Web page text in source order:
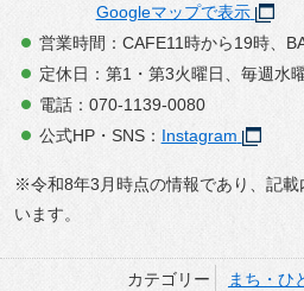
Googleマップで表示
営業時間：CAFE11時から19時、
定休日：第1・第3火曜日、毎週水
電話：070-1139-0080
公式HP・SNS： Instagram
※令和8年3月時点の情報であり、記
います。
カテゴリー まち・ひ